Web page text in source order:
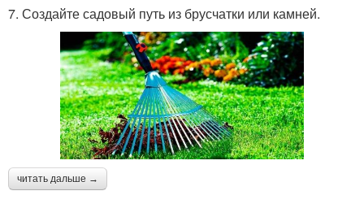
7. Создайте садовый путь из брусчатки или камней.
читать дальше →